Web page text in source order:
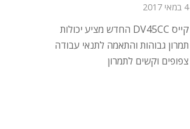
4 במאי 2017
קייס DV45CC החדש מציע יכולות
תמרון גבוהות והתאמה לתנאי עבודה
צפופים וקשים לתמרון